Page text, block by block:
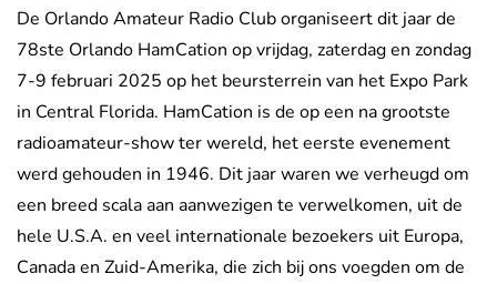
De Orlando Amateur Radio Club organiseert dit jaar de
78ste Orlando HamCation op vrijdag, zaterdag en zondag
7-9 februari 2025 op het beursterrein van het Expo Park
in Central Florida. HamCation is de op een na grootste
radioamateur-show ter wereld, het eerste evenement
werd gehouden in 1946. Dit jaar waren we verheugd om
een breed scala aan aanwezigen te verwelkomen, uit de
hele U.S.A. en veel internationale bezoekers uit Europa,
Canada en Zuid-Amerika, die zich bij ons voegden om de